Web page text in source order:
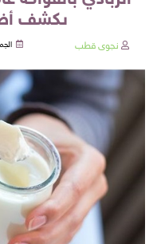
يكشف
نجوى قطب الجمعة ,